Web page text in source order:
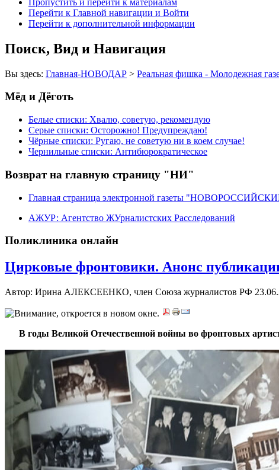
Перейти к Главной навигации и Войти
Перейти к дополнительной информации
Поиск, Вид и Навигация
Вы здесь: Главная-НОВОДАР > Реальная фишка - Молодежная
Мёд и Дёготь
Белые списки: Хвалю, советую, рекомендую
Серые списки: Осторожно! Предупреждаю!
Чёрные списки: Ругаю, не советую ни в коем случае!
Чернильные списки: Антибюрократическое
Возврат на главную страницу "НИ"
Главная страница электронной газеты
АЖУР: Агентство ЖУрналистских Расследований
Поликлиника онлайн
Цирковые фронтовики. Анонс
Автор: Ирина АЛЕКСЕЕНКО, член Союза журналистов РФ
В годы Великой Отечественной войны во фронтовых